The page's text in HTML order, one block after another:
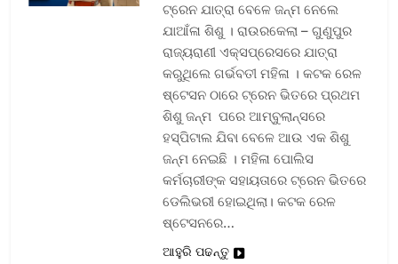
ଟ୍ରେନ ଯାତ୍ରା ବେଳେ ଜନ୍ମ ନେଲେ
ଯାଆଁଳା ଶିଶୁ । ରାଉରକେଲା – ଗୁଣୁପୁର
ରାଜ୍ୟରାଣୀ ଏକ୍ସପ୍ରେସରେ ଯାତ୍ରା
କରୁଥିଲେ ଗର୍ଭବତୀ ମହିଳା । କଟକ ରେଳ
ଷ୍ଟେସନ ଠାରେ ଟ୍ରେନ ଭିତରେ ପ୍ରଥମ
ଶିଶୁ ଜନ୍ମ ପରେ ଆମ୍ବୁଲାନ୍ସରେ
ହସ୍ପିଟାଲ ଯିବା ବେଳେ ଆଉ ଏକ ଶିଶୁ
ଜନ୍ମ ନେଇଛି । ମହିଳା ପୋଲିସ
କର୍ମଚାରୀଙ୍କ ସହାୟତାରେ ଟ୍ରେନ ଭିତରେ
ଡେଲିଭରୀ ହୋଇଥିଲା। କଟକ ରେଳ
ଷ୍ଟେସନରେ…
ଆହୁରି ପଢନ୍ତୁ